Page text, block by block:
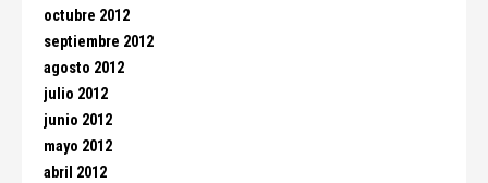
octubre 2012
septiembre 2012
agosto 2012
julio 2012
junio 2012
mayo 2012
abril 2012